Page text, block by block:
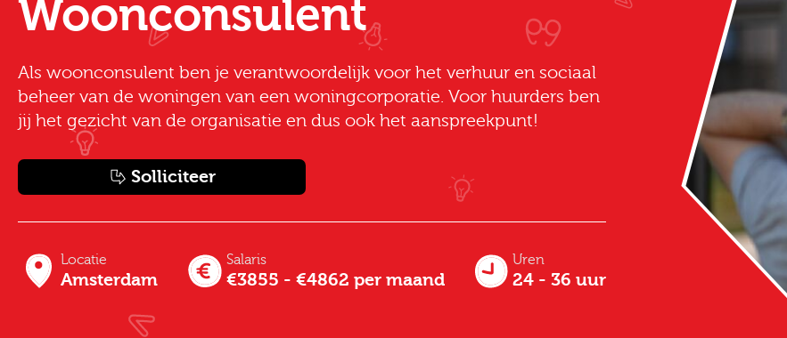
Woonconsulent
Als woonconsulent ben je verantwoordelijk voor het verhuur en sociaal
beheer van de woningen van een woningcorporatie. Voor huurders ben
jij het gezicht van de organisatie en dus ook het aanspreekpunt!
Solliciteer
Locatie
Amsterdam
Salaris
€3855 - €4862 per maand
Uren
24 - 36 uur